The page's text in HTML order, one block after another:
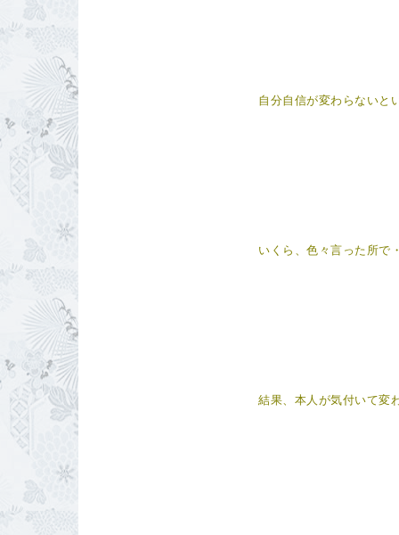
自分自信が変わらない
いくら、色々言った所で
結果、本人が気付いて変